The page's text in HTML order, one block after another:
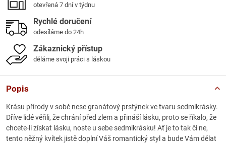
otevřená 7 dní v týdnu
Rychlé doručení
odesíláme do 24h
Zákaznický přístup
děláme svoji práci s láskou
Popis
Krásu přírody v sobě nese granátový prstýnek ve tvaru sedmikrásky.
Dříve lidé věřili, že chrání před zlem a přináší lásku, proto se říkalo, že
chcete-li získat lásku, noste u sebe sedmikrásku! Ať je to tak či ne,
tento něžný kvítek jistě doplní Váš romantický styl a bude Vám dělat